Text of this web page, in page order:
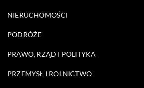
NIERUCHOMOŚCI
PODRÓŻE
PRAWO, RZĄD I POLITYKA
PRZEMYSŁ I ROLNICTWO